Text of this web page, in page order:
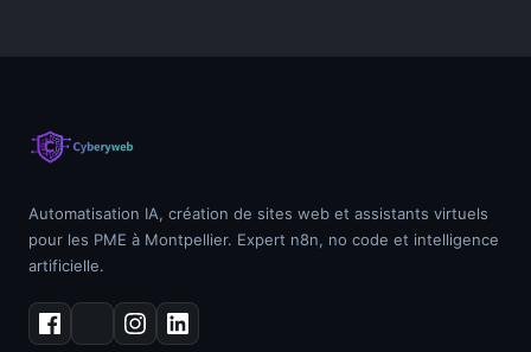
Automatisation IA, création de sites web et assistants virtuels
pour les PME à Montpellier. Expert n8n, no code et intelligence
artificielle.